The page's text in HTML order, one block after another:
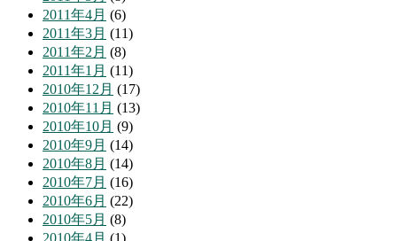
2011年4月 (6)
2011年3月 (11)
2011年2月 (8)
2011年1月 (11)
2010年12月 (17)
2010年11月 (13)
2010年10月 (9)
2010年9月 (14)
2010年8月 (14)
2010年7月 (16)
2010年6月 (22)
2010年5月 (8)